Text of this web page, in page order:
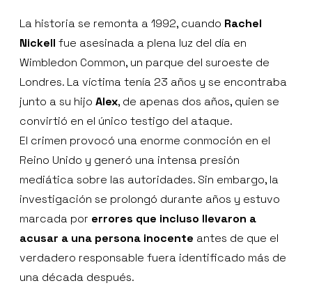
La historia se remonta a 1992, cuando Rachel
Nickell fue asesinada a plena luz del día en
Wimbledon Common, un parque del suroeste de
Londres. La víctima tenía 23 años y se encontraba
junto a su hijo Alex, de apenas dos años, quien se
convirtió en el único testigo del ataque.
El crimen provocó una enorme conmoción en el
Reino Unido y generó una intensa presión
mediática sobre las autoridades. Sin embargo, la
investigación se prolongó durante años y estuvo
marcada por errores que incluso llevaron a
acusar a una persona inocente antes de que el
verdadero responsable fuera identificado más de
una década después.